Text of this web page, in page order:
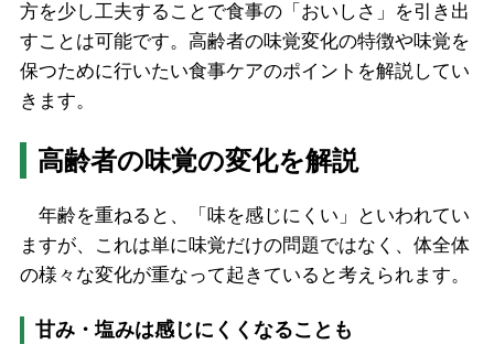
方を少し工夫することで食事の「おいしさ」を引き出
すことは可能です。高齢者の味覚変化の特徴や味覚を
保つために行いたい食事ケアのポイントを解説してい
きます。
高齢者の味覚の変化を解説
年齢を重ねると、「味を感じにくい」といわれてい
ますが、これは単に味覚だけの問題ではなく、体全体
の様々な変化が重なって起きていると考えられます。
甘み・塩みは感じにくくなることも